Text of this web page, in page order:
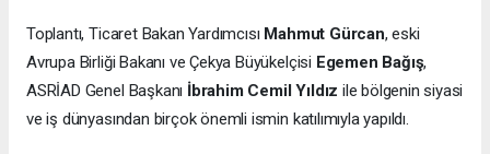
Toplantı, Ticaret Bakan Yardımcısı Mahmut Gürcan, eski
Avrupa Birliği Bakanı ve Çekya Büyükelçisi Egemen Bağış,
ASRİAD Genel Başkanı İbrahim Cemil Yıldız ile bölgenin siyasi
ve iş dünyasından birçok önemli ismin katılımıyla yapıldı.